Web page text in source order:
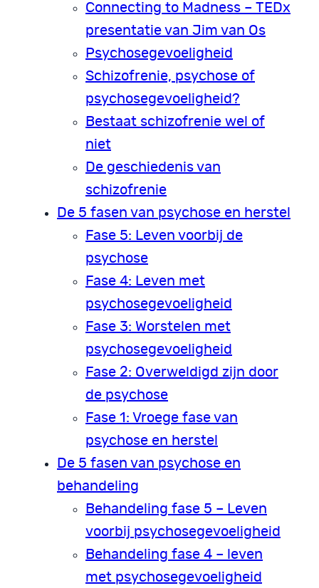
Connecting to Madness – TEDx
presentatie van Jim van Os
Psychosegevoeligheid
Schizofrenie, psychose of
psychosegevoeligheid?
Bestaat schizofrenie wel of
niet
De geschiedenis van
schizofrenie
De 5 fasen van psychose en herstel
Fase 5: Leven voorbij de
psychose
Fase 4: Leven met
psychosegevoeligheid
Fase 3: Worstelen met
psychosegevoeligheid
Fase 2: Overweldigd zijn door
de psychose
Fase 1: Vroege fase van
psychose en herstel
De 5 fasen van psychose en
behandeling
Behandeling fase 5 – Leven
voorbij psychosegevoeligheid
Behandeling fase 4 – leven
met psychosegevoeligheid